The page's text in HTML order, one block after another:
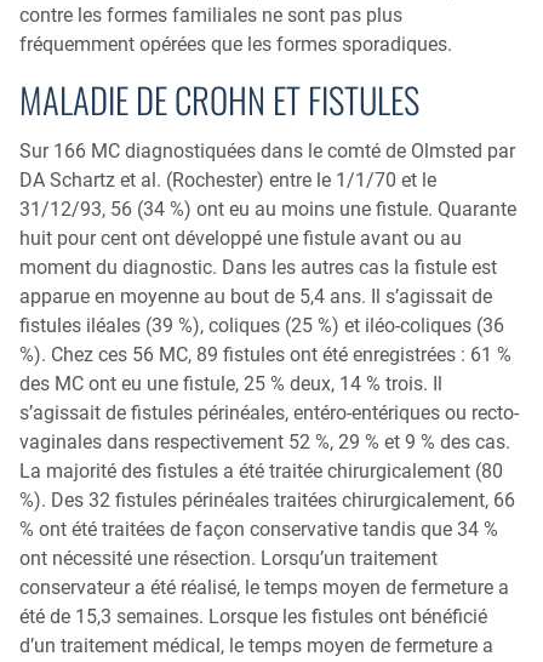
contre les formes familiales ne sont pas plus
fréquemment opérées que les formes sporadiques.
MALADIE DE CROHN ET FISTULES
Sur 166 MC diagnostiquées dans le comté de Olmsted par
DA Schartz et al. (Rochester) entre le 1/1/70 et le
31/12/93, 56 (34 %) ont eu au moins une fistule. Quarante
huit pour cent ont développé une fistule avant ou au
moment du diagnostic. Dans les autres cas la fistule est
apparue en moyenne au bout de 5,4 ans. Il s’agissait de
fistules iléales (39 %), coliques (25 %) et iléo-coliques (36
%). Chez ces 56 MC, 89 fistules ont été enregistrées : 61 %
des MC ont eu une fistule, 25 % deux, 14 % trois. Il
s’agissait de fistules périnéales, entéro-entériques ou recto-
vaginales dans respectivement 52 %, 29 % et 9 % des cas.
La majorité des fistules a été traitée chirurgicalement (80
%). Des 32 fistules périnéales traitées chirurgicalement, 66
% ont été traitées de façon conservative tandis que 34 %
ont nécessité une résection. Lorsqu’un traitement
conservateur a été réalisé, le temps moyen de fermeture a
été de 15,3 semaines. Lorsque les fistules ont bénéficié
d’un traitement médical, le temps moyen de fermeture a